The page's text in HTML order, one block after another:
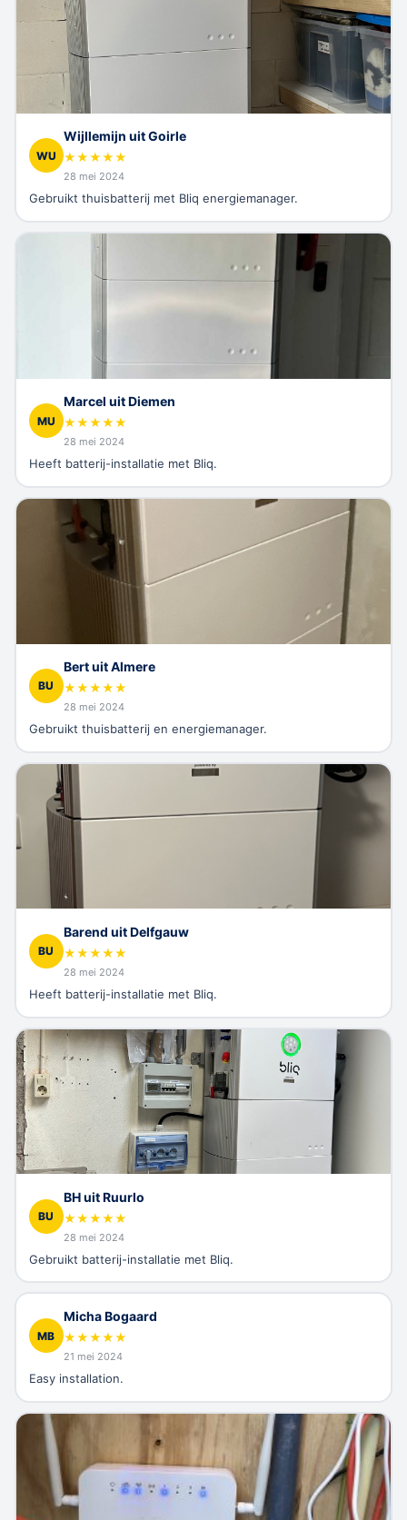
WU
Wijllemijn uit Goirle
★★★★★
28 mei 2024
Gebruikt thuisbatterij met Bliq energiemanager.
MU
Marcel uit Diemen
★★★★★
28 mei 2024
Heeft batterij-installatie met Bliq.
BU
Bert uit Almere
★★★★★
28 mei 2024
Gebruikt thuisbatterij en energiemanager.
BU
Barend uit Delfgauw
★★★★★
28 mei 2024
Heeft batterij-installatie met Bliq.
BU
BH uit Ruurlo
★★★★★
28 mei 2024
Gebruikt batterij-installatie met Bliq.
MB
Micha Bogaard
★★★★★
21 mei 2024
Easy installation.